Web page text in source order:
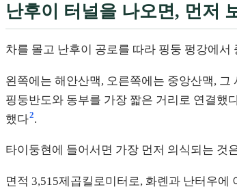
난후이 터널을 나오면, 먼저
차를 몰고 난후이 공로를 따라 핑둥 펑강에
왼쪽에는 해안산맥, 오른쪽에는 중앙산맥,
핑둥반도와 동부를 가장 짧은 거리로 연결했
했다2.
타이둥현에 들어서면 가장 먼저 의식되는 것
면적 3,515제곱킬로미터로, 화롄과 난터우